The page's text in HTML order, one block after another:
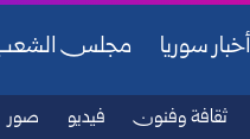
أخبار سوريا مجلس
ثقافة وفنون فيديو صور